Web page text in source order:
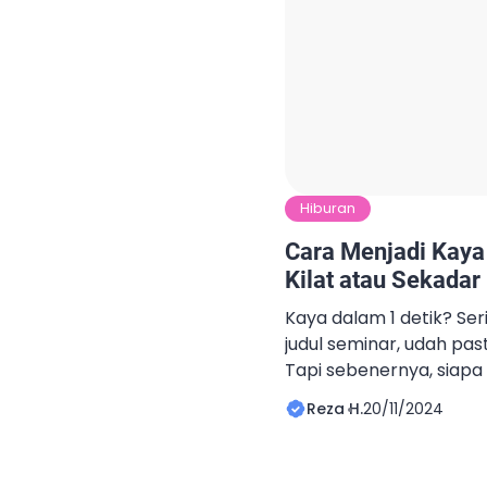
Hiburan
Cara Menjadi
Kilat atau
Kaya dalam 1 detik?
judul seminar, udah
Tapi sebenernya,
mendadak kaya raya
sebelum kamu mikir
Reza H.20/11/2024